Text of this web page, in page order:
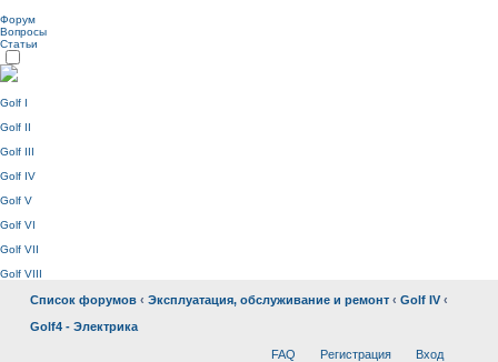
Форум
Вопросы
Статьи
Golf I
Golf II
Golf III
Golf IV
Golf V
Golf VI
Golf VII
Golf VIII
Список форумов ‹ Эксплуатация, обслуживание и ремонт ‹ Golf IV ‹
Golf4 - Электрика
FAQ Регистрация Вход